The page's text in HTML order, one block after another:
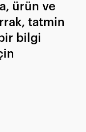
ürün ve
tatmin
bilgi